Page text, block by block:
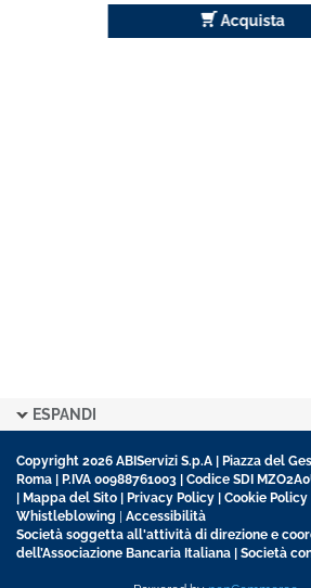
Acquista
ESPANDI
Copyright 2026 ABIServizi S.p.A | Piazza del
Roma | P.IVA 00988761003 | Codice SDI
Mappa del Sito Privacy Policy Cookie Policy
Whistleblowing
Accessibilità
Società soggetta all'attività di direzione e
dell’Associazione Bancaria Italiana | Società